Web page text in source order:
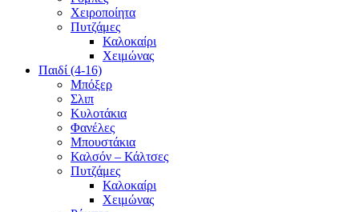
Χειροποίητα
Πυτζάμες
Καλοκαίρι
Χειμώνας
Παιδί (4-16)
Μπόξερ
Σλιπ
Κυλοτάκια
Φανέλες
Μπουστάκια
Καλσόν – Κάλτσες
Πυτζάμες
Καλοκαίρι
Χειμώνας